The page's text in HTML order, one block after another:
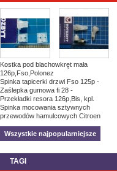
Kostka pod blachowkręt mała
126p,Fso,Polonez
Spinka tapicerki drzwi Fso 125p -
Zaślepka gumowa fi 28 -
Przekładki resora 126p,Bis, kpl.
Spinka mocowania sztywnych
przewodów hamulcowych Citroen
Wszystkie najpopularniejsze
TAGI